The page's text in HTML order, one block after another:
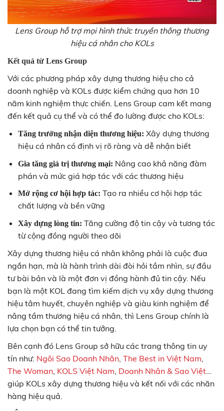
Lens Group hỗ trợ mọi hình thức truyền thông thương
hiệu cá nhân cho KOLs
Kết quả từ Lens Group
Với các phương pháp xây dựng thương hiệu cho cả
doanh nghiệp và KOLs được kiểm chứng qua hơn 10
năm kinh nghiệm thực chiến. Lens Group cam kết mang
đến kết quả cụ thể và có thể đo lường được cho KOLs:
Tăng trưởng nhận diện thương hiệu: Xây dựng thương
hiệu cá nhân có định vị rõ ràng và dễ nhận biết
Gia tăng giá trị thương mại: Nâng cao khả năng đàm
phán và mức giá hợp tác với các thương hiệu
Mở rộng cơ hội hợp tác: Tạo ra nhiều cơ hội hợp tác
chất lượng và bền vững
Xây dựng lòng tin: Tăng cường độ tin cậy và tương tác
từ cộng đồng người theo dõi
Xây dựng thương hiệu cá nhân không phải là cuộc đua
ngắn hạn, mà là hành trình dài đòi hỏi tầm nhìn, sự đầu
tư bài bản và là một đơn vị đồng hành đủ tin cậy. Nếu
bạn là một KOL đang tìm kiếm dịch vụ xây dựng thương
hiệu tâm huyết, chuyên nghiệp và giàu kinh nghiệm để
nâng tầm thương hiệu cá nhân, thì Lens Group chính là
lựa chọn bạn có thể tin tưởng.
Bên cạnh đó Lens Group sở hữu các trang thông tin uy
tín như: Ngôi Sao Doanh Nhân The Best in Việt Nam
The Woman KOLS Việt Nam Doanh Nhân & Sao Việt
giúp KOLs xây dựng thương hiệu và kết nối với các nhãn
hàng hiệu quả.